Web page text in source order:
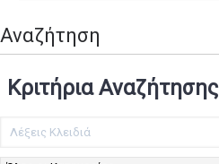
Αναζήτηση
Κριτήρια Αναζήτησης